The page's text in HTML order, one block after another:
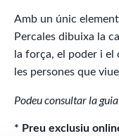
Amb un únic
Percales dibuixa la
la força, el poder i el
les persones que
Podeu consultar la
* Preu exclusiu